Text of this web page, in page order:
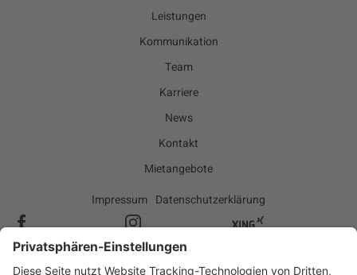
Leistungen
Kommunikation
Team
Karriere
News
Kontakt
Mietangebote
Impressum Datenschutzerklärung